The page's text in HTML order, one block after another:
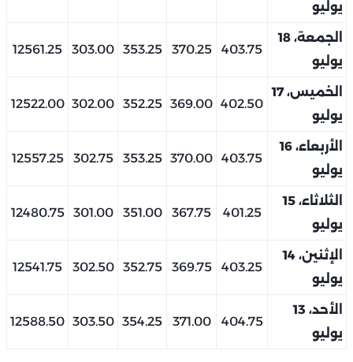
يوليو
الجمعة، 18
يوليو
403.75
370.25
353.25
303.00
12561.25
الخميس، 17
يوليو
402.50
369.00
352.25
302.00
12522.00
الأربعاء، 16
يوليو
403.75
370.00
353.25
302.75
12557.25
الثلاثاء، 15
يوليو
401.25
367.75
351.00
301.00
12480.75
الإثنين، 14
يوليو
403.25
369.75
352.75
302.50
12541.75
الأحد، 13
يوليو
404.75
371.00
354.25
303.50
12588.50